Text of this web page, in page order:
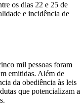
os dias 22 e 25 de
e incidência de
mil pessoas foram
emitidas. Além de
da obediência às leis
que potencializam a